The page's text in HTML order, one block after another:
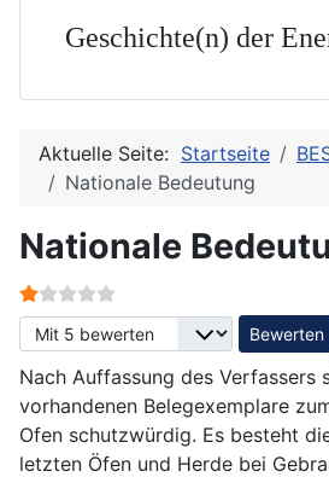
Geschichte(n) der
Aktuelle Seite: Startseite
Nationale Bedeutung
Nationale
Bewertung:
Bitte bewerten
Nach Auffassung des Verfassers
vorhandenen Belegexemplare
Ofen schutzwürdig. Es besteht
letzten Öfen und Herde bei